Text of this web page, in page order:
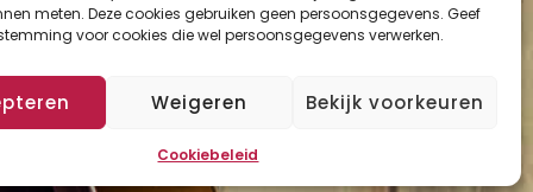
meten. Deze cookies gebruiken geen persoonsgegevens. Geef
voor cookies die wel persoonsgegevens verwerken.
Weigeren Bekijk voorkeuren
Cookiebeleid
Cookies